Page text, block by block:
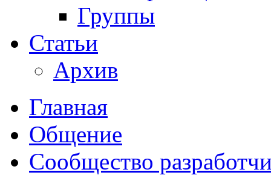
Группы
Статьи
Архив
Главная
Общение
Сообщество